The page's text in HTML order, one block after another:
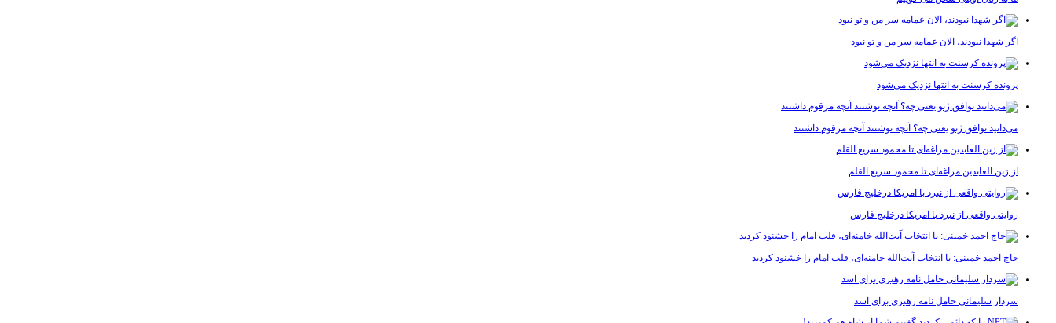
اگر شهدا نبودند، الان عمامه سر من و تو نبود
پرونده کرسنت به انتها نزدیک می‌شود
می‌دانید توافق ژنو یعنی چه؟ آنچه نوشتند آنچه مرقوم داشتند
از زین العابدین مراغه‌ای تا محمود سریع القلم
روایتی واقعی از نبرد با امریکا درخلیج فارس
حاج احمد خمینی: با انتخاب آیت‌الله خامنه‌ای، قلب امام را خشنود کردید
سردار سلیمانی حامل نامه رهبری برای اسد